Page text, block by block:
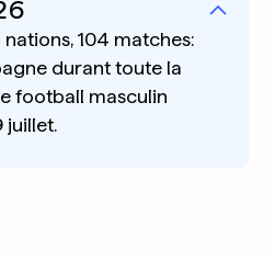
104 matches:
durant toute la
football masculin
juillet.